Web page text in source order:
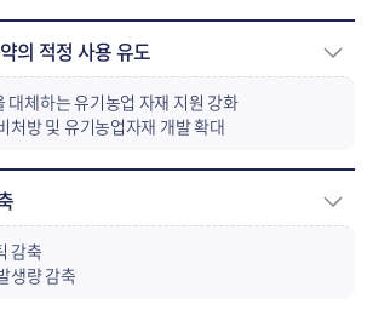
의 적정 사용 유도
체하는 유기농업 자재 지원 강화
처방 및 유기농업자재 개발 확대
감축
생량 감축